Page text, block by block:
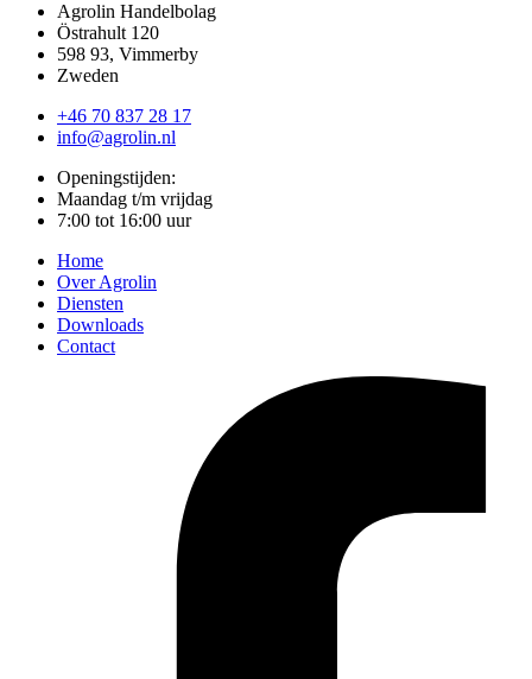
Agrolin Handelbolag
Östrahult 120
598 93, Vimmerby
Zweden
+46 70 837 28 17
info@agrolin.nl
Openingstijden:
Maandag t/m vrijdag
7:00 tot 16:00 uur
Home
Over Agrolin
Diensten
Downloads
Contact